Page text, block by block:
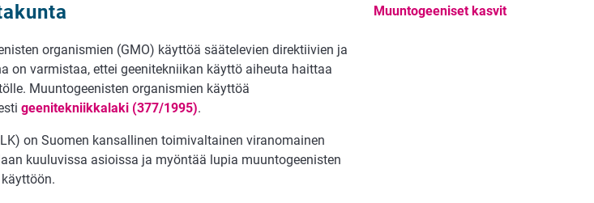
organismien (GMO) käyttöä säätelevien direktiivien ja
on varmistaa, ettei geenitekniikan käyttö aiheuta haittaa
Muuntogeenisten organismien käyttöä
geenitekniikkalaki (377/1995).
on Suomen kansallinen toimivaltainen viranomainen
kuuluvissa asioissa ja myöntää lupia muuntogeenisten
Muuntogeeniset kasvit